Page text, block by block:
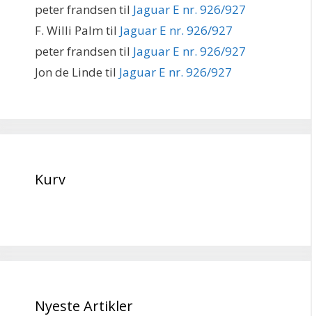
peter frandsen til Jaguar E nr. 926/927
F. Willi Palm til Jaguar E nr. 926/927
peter frandsen til Jaguar E nr. 926/927
Jon de Linde til Jaguar E nr. 926/927
Kurv
Nyeste Artikler